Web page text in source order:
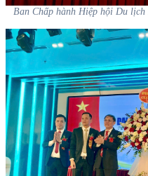
Ban Chấp hành Hiệp hội Du